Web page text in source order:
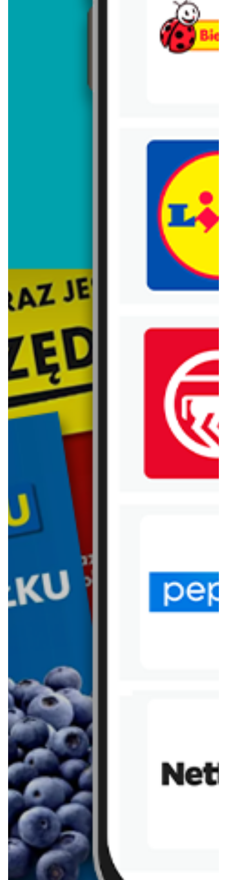
Trafiłeś na nieaktualną gazetkę
Zobacz aktualne gazetki Blix!
od dziś
Lidl
aktualna
Carrefour
W sumie od czwartku weekend okazji
WIĘCEJ GAZETEK AUCHAN